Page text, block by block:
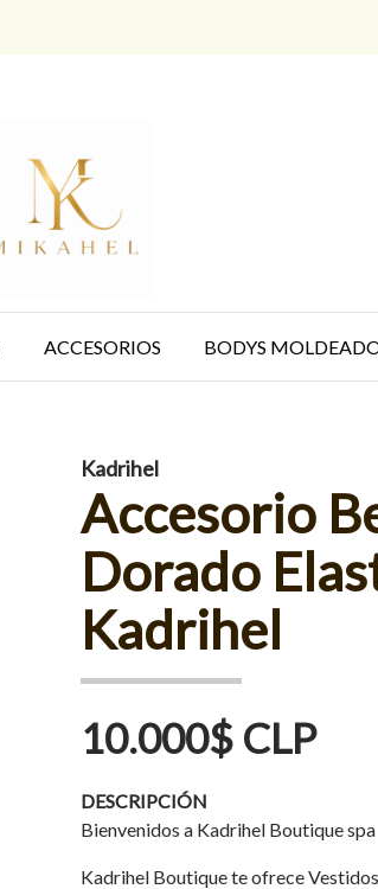
ACCESORIOS BODYS
Kadrihel
Accesorio
Dorado
Kadrihel
10.000$ CLP
DESCRIPCIÓN
Bienvenidos a Kadrihel Boutique spa
Kadrihel Boutique te ofrece